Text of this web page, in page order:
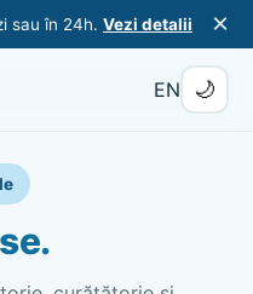
sau în 24h. Vezi detalii ×
EN 🌙